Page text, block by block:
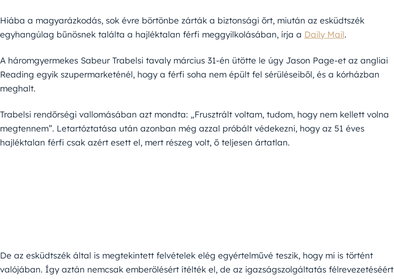
Hiába a magyarázkodás, sok évre börtönbe zárták a biztonsági őrt, miután az esküdtszék
egyhangúlag bűnösnek találta a hajléktalan férfi meggyilkolásában, írja a Daily Mail.
A háromgyermekes Sabeur Trabelsi tavaly március 31-én ütötte le úgy Jason Page-et az angliai
Reading egyik szupermarketénél, hogy a férfi soha nem épült fel sérüléseiből, és a kórházban
meghalt.
Trabelsi rendőrségi vallomásában azt mondta: „Frusztrált voltam, tudom, hogy nem kellett volna
megtennem”. Letartóztatása után azonban még azzal próbált védekezni, hogy az 51 éves
hajléktalan férfi csak azért esett el, mert részeg volt, ő teljesen ártatlan.
De az esküdtszék által is megtekintett felvételek elég egyértelművé teszik, hogy mi is történt
valójában. Így aztán nemcsak emberölésért ítélték el, de az igazságszolgáltatás félrevezetéséért